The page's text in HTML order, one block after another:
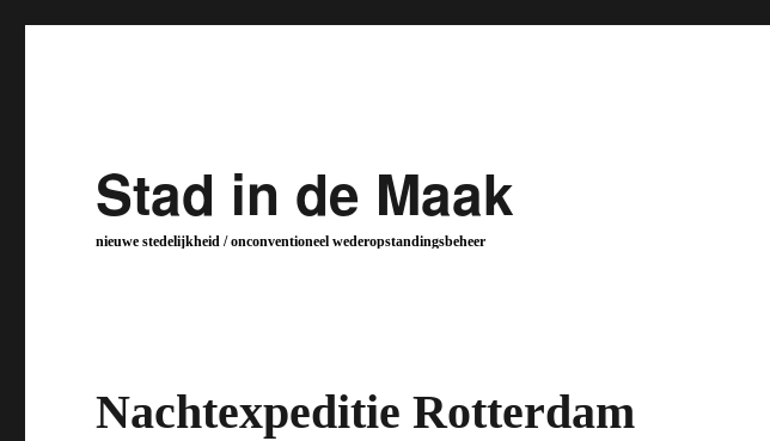
Stad in de Maak
nieuwe stedelijkheid / onconventioneel wederopstandingsbeheer
Nachtexpeditie Rotterdam